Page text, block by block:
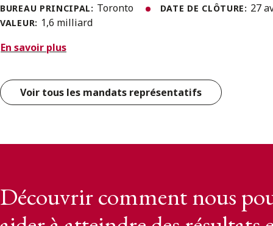
BUREAU PRINCIPAL: Toronto DATE DE CLÔTURE: 27
VALEUR: 1,6 milliard
En savoir plus
Voir tous les mandats représentatifs
Découvrir comment nous